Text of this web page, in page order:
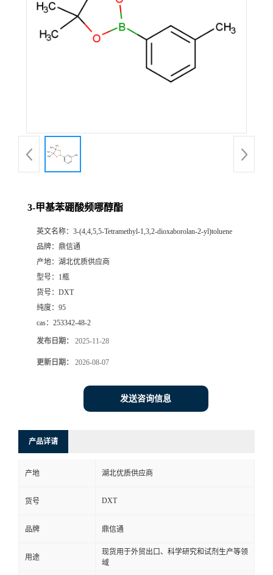
3-甲基苯硼酸频哪醇酯
英文名称： 3-(4,4,5,5-Tetramethyl-1,3,2-dioxaborolan-2-yl)toluene
品牌： 鼎信通
产地： 湖北优质供应商
型号： 1瓶
货号： DXT
纯度： 95
cas： 253342-48-2
发布日期： 2025-11-28
更新日期： 2026-08-07
发送咨询信息
产品详请
产地 湖北优质供应商
货号 DXT
品牌 鼎信通
用途
现货用于外贸出口、科学研究和试剂生产等领
域